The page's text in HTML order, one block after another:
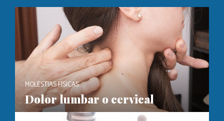
MOLESTIAS FÍSICAS
Dolor lumbar o cervical